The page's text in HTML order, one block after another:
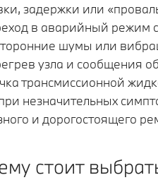
задержки или
в аварийный режим
шумы или
узла и сообщения
трансмиссионной
незначительных
и дорогостоящего
стоит